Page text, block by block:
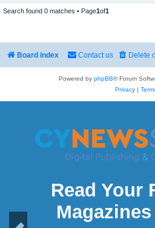
Search found 0 matches • Page1of1
Board index Delete
Contact us
Powered by phpBB® Forum
Privacy|
Read Your